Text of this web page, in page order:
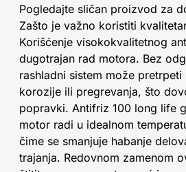
Pogledajte sličan proizvod za
Zašto je važno koristiti
Korišćenje visokokvalitetnog
dugotrajan rad motora. Bez
rashladni sistem može pretrpeti
korozije ili pregrevanja, što
popravki. Antifriz 100 long life
motor radi u idealnom
čime se smanjuje habanje
trajanja. Redovnom zamenom